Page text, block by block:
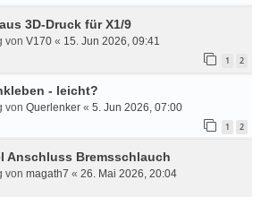
3D-Druck für X1/9
von V170 « 15. Jun 2026, 09:41
1 2
- leicht?
von Querlenker « 5. Jun 2026, 07:00
1 2
Anschluss Bremsschlauch
von magath7 « 26. Mai 2026, 20:04